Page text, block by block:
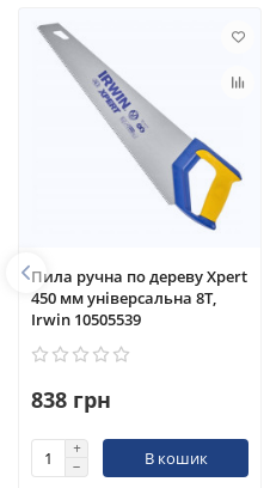
Пила ручна по дереву Xpert
450 мм універсальна 8T,
Irwin 10505539
838 грн
В кошик